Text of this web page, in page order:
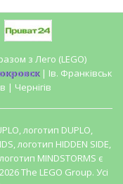
з Лего (LEGO)
| Ів. Франківськ
| Чернігів
логотип DUPLO,
логотип HIDDEN SIDE,
MINDSTORMS є
The LEGO Group. Усі